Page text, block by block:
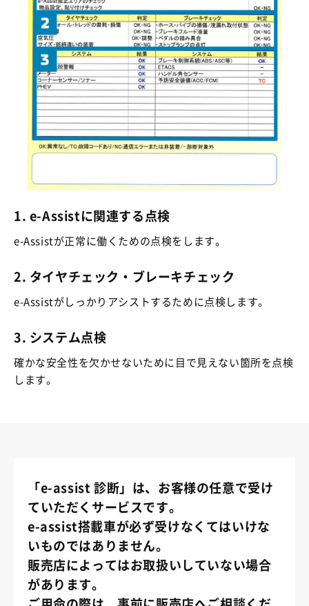
1. e-Assistに関連する点検
e-Assistが正常に働くための点検をします。
2. タイヤチェック・ブレーキチェック
e-Assistがしっかりアシストするために点検します。
3. システム点検
確かな安全性を欠かせないために目で見えない箇所を点検
します。
「e-assist 診断」は、お客様の任意で受け
ていただくサービスです。
e-assist搭載車が必ず受けなくてはいけな
いものではありません。
販売店によってはお取扱いしていない場合
があります。